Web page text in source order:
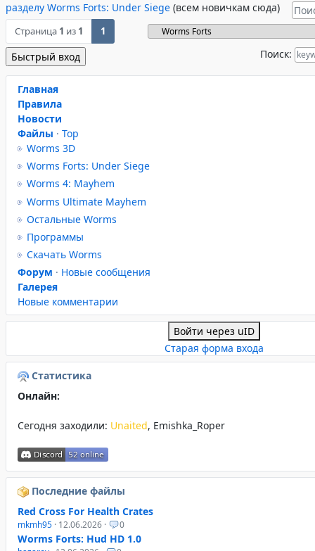
разделу Worms Forts: Under Siege (всем новичкам сюда)
Страница 1 из 1 1
Поиск:
Главная
Правила
Новости
Файлы · Top
Worms 3D
Worms Forts: Under Siege
Worms 4: Mayhem
Worms Ultimate Mayhem
Остальные Worms
Программы
Скачать Worms
Форум · Новые сообщения
Галерея
Новые комментарии
Войти через uID
Старая форма входа
Статистика
Онлайн:
Сегодня заходили: Unaited, Emishka_Roper
Последние файлы
Red Cross For Health Crates
mkmh95 · 12.06.2026 · 0
Worms Forts: Hud HD 1.0